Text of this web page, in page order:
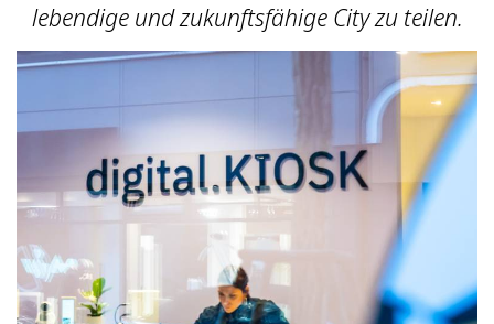
lebendige und zukunftsfähige City zu teilen.